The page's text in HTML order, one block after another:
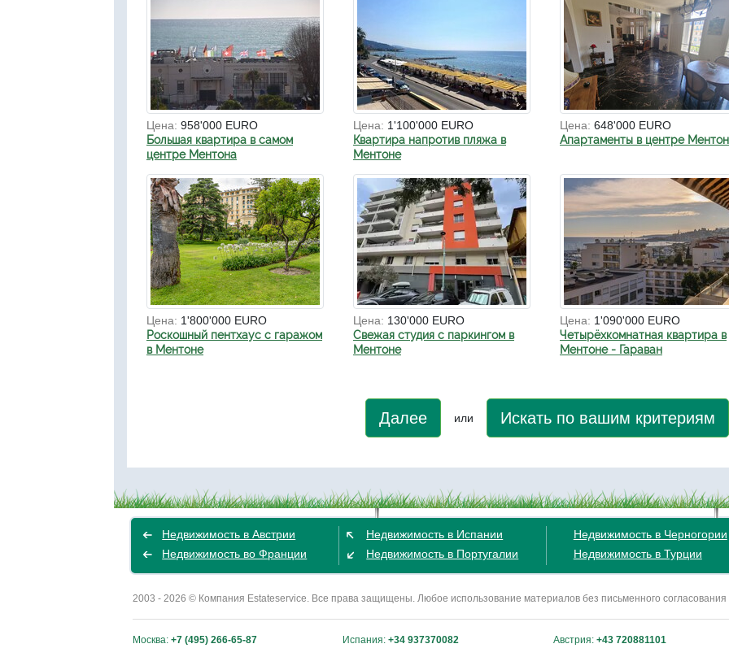
Цена: 958'000 EURO
Большая квартира в самом
центре Ментона
Цена: 1'100'000 EURO
Квартира напротив пляжа в
Ментоне
Цена: 648'000 EURO
Апартаменты в центре
Цена: 1'800'000 EURO
Роскошный пентхаус с гаражом
в Ментоне
Цена: 130'000 EURO
Свежая студия с паркингом в
Ментоне
Цена: 1'090'000 EURO
Четырёхкомнатная квартира в
Ментоне - Гараван
Далее или Искать по вашим критериям
Недвижимость в Австрии
Недвижимость во Франции
Недвижимость в Испании
Недвижимость в Португалии
Недвижимость в Черногории
Недвижимость в Турции
2003 - 2026 © Компания Estateservice. Все права защищены. Любое использование материалов без письменного
Москва: +7 (495) 266-65-87 Испания: +34 937370082 Австрия: +43 720881101